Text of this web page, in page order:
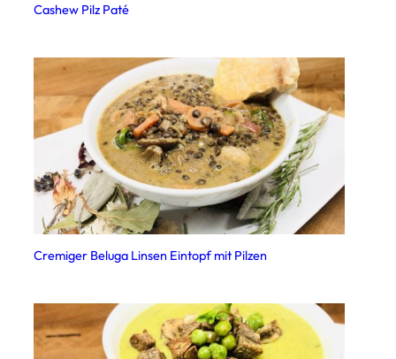
Cashew Pilz Paté
Cremiger Beluga Linsen Eintopf mit Pilzen